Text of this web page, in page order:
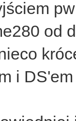
od
i DS'em